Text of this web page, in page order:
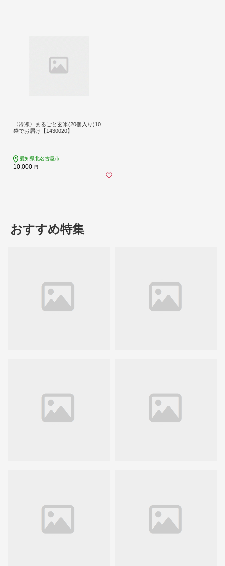
〈冷凍〉まるごと玄米(20個入り)10
袋でお届け【1430020】
愛知県北名古屋市
10,000 円
おすすめ特集